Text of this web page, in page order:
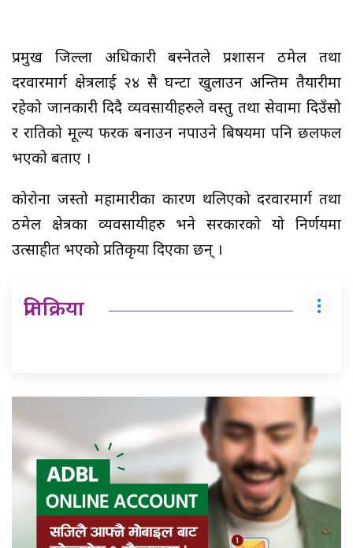
प्रमुख जिल्ला अधिकारी बस्नेतले प्रशासन ठमेल तथा
दरवारमार्ग क्षेत्रलाई २४ सै घन्टा खुलाउन अन्तिम तैयारीमा
रहेको जानकारी दिदै व्यवसायीहरुले वस्तु तथा सेवामा दिउँसो
र रातिको मूल्य फरक बनाउन नपाउने बिषयमा पनि छलफल
भएको बताए ।
कोरोना जस्तो महामारीका कारण थलिएको दरवारमार्ग तथा
ठमेल क्षेत्रका व्यवसायीहरु भने सरकारको यो निर्णयमा
उत्साहीत भएको प्रतिकृया दिएका छन् ।
प्रतिक्रिया